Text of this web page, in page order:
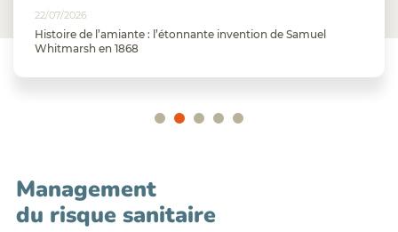
22/07/2026
Histoire de l’amiante : l’étonnante invention de Samuel
Whitmarsh en 1868
Management
du risque sanitaire